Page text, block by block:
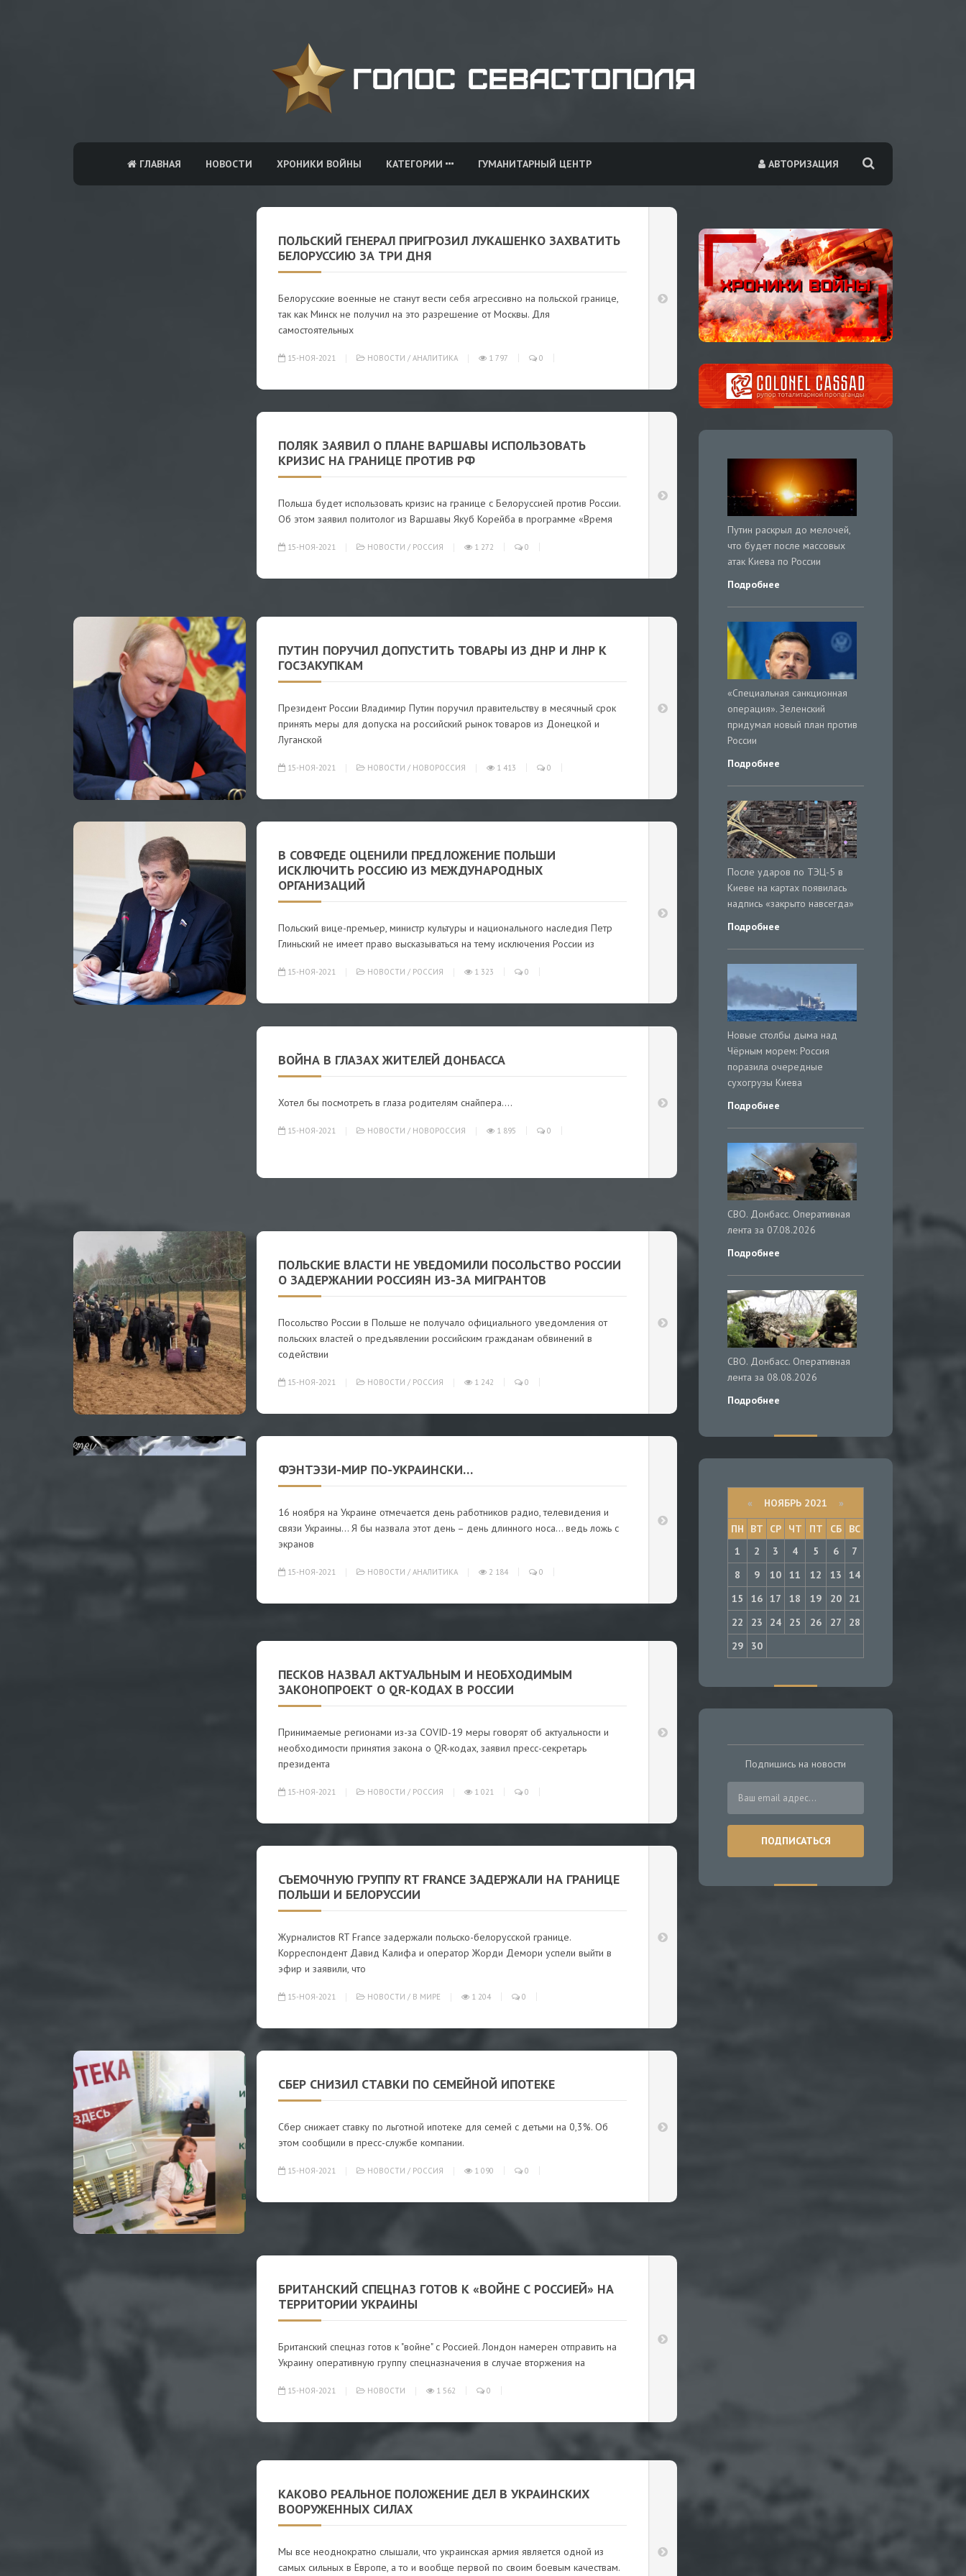
АВТОРИЗАЦИЯ
ГЛАВНАЯ НОВОСТИ ХРОНИКИ ВОЙНЫ КАТЕГОРИИ ГУМАНИТАРНЫЙ ЦЕНТР
ПОЛЬСКИЙ ГЕНЕРАЛ ПРИГРОЗИЛ ЛУКАШЕНКО ЗАХВАТИТЬ
БЕЛОРУССИЮ ЗА ТРИ ДНЯ
Белорусские военные не станут вести себя агрессивно на польской границе,
так как Минск не получил на это разрешение от Москвы. Для
самостоятельных
15-НОЯ-2021 НОВОСТИ / АНАЛИТИКА 1 797 0
ПОЛЯК ЗАЯВИЛ О ПЛАНЕ ВАРШАВЫ ИСПОЛЬЗОВАТЬ
КРИЗИС НА ГРАНИЦЕ ПРОТИВ РФ
Польша будет использовать кризис на границе с Белоруссией против России.
Об этом заявил политолог из Варшавы Якуб Корейба в программе «Время
15-НОЯ-2021 НОВОСТИ / РОССИЯ 1 272 0
ПУТИН ПОРУЧИЛ ДОПУСТИТЬ ТОВАРЫ ИЗ ДНР И ЛНР К
ГОСЗАКУПКАМ
Президент России Владимир Путин поручил правительству в месячный срок
принять меры для допуска на российский рынок товаров из Донецкой и
Луганской
15-НОЯ-2021 НОВОСТИ / НОВОРОССИЯ 1 413 0
В СОВФЕДЕ ОЦЕНИЛИ ПРЕДЛОЖЕНИЕ ПОЛЬШИ
ИСКЛЮЧИТЬ РОССИЮ ИЗ МЕЖДУНАРОДНЫХ
ОРГАНИЗАЦИЙ
Польский вице-премьер, министр культуры и национального наследия Петр
Глиньский не имеет право высказываться на тему исключения России из
15-НОЯ-2021 НОВОСТИ / РОССИЯ 1 323 0
ВОЙНА В ГЛАЗАХ ЖИТЕЛЕЙ ДОНБАССА
Хотел бы посмотреть в глаза родителям снайпера....
15-НОЯ-2021 НОВОСТИ / НОВОРОССИЯ 1 895 0
ПОЛЬСКИЕ ВЛАСТИ НЕ УВЕДОМИЛИ ПОСОЛЬСТВО РОССИИ
О ЗАДЕРЖАНИИ РОССИЯН ИЗ-ЗА МИГРАНТОВ
Посольство России в Польше не получало официального уведомления от
польских властей о предъявлении российским гражданам обвинений в
содействии
15-НОЯ-2021 НОВОСТИ / РОССИЯ 1 242 0
ФЭНТЭЗИ-МИР ПО-УКРАИНСКИ…
16 ноября на Украине отмечается день работников радио, телевидения и
связи Украины… Я бы назвала этот день – день длинного носа… ведь ложь с
экранов
15-НОЯ-2021 НОВОСТИ / АНАЛИТИКА 2 184 0
ПЕСКОВ НАЗВАЛ АКТУАЛЬНЫМ И НЕОБХОДИМЫМ
ЗАКОНОПРОЕКТ О QR-КОДАХ В РОССИИ
Принимаемые регионами из-за COVID-19 меры говорят об актуальности и
необходимости принятия закона о QR-кодах, заявил пресс-секретарь
президента
15-НОЯ-2021 НОВОСТИ / РОССИЯ 1 021 0
СЪЕМОЧНУЮ ГРУППУ RT FRANCE ЗАДЕРЖАЛИ НА ГРАНИЦЕ
ПОЛЬШИ И БЕЛОРУССИИ
Журналистов RT France задержали польско-белорусской границе.
Корреспондент Давид Калифа и оператор Жорди Демори успели выйти в
эфир и заявили, что
15-НОЯ-2021 НОВОСТИ / В МИРЕ 1 204 0
СБЕР СНИЗИЛ СТАВКИ ПО СЕМЕЙНОЙ ИПОТЕКЕ
Сбер снижает ставку по льготной ипотеке для семей с детьми на 0,3%. Об
этом сообщили в пресс-службе компании.
15-НОЯ-2021 НОВОСТИ / РОССИЯ 1 090 0
БРИТАНСКИЙ СПЕЦНАЗ ГОТОВ К «ВОЙНЕ С РОССИЕЙ» НА
ТЕРРИТОРИИ УКРАИНЫ
Британский спецназ готов к "войне" с Россией. Лондон намерен отправить на
Украину оперативную группу спецназначения в случае вторжения на
15-НОЯ-2021 НОВОСТИ 1 562 0
КАКОВО РЕАЛЬНОЕ ПОЛОЖЕНИЕ ДЕЛ В УКРАИНСКИХ
ВООРУЖЕННЫХ СИЛАХ
Мы все неоднократно слышали, что украинская армия является одной из
самых сильных в Европе, а то и вообще первой по своим боевым качествам.
Путин раскрыл до мелочей,
что будет после массовых
атак Киева по России
Подробнее
«Специальная санкционная
операция». Зеленский
придумал новый план против
России
Подробнее
После ударов по ТЭЦ-5 в
Киеве на картах появилась
надпись «закрыто навсегда»
Подробнее
Новые столбы дыма над
Чёрным морем: Россия
поразила очередные
сухогрузы Киева
Подробнее
СВО. Донбасс. Оперативная
лента за 07.08.2026
Подробнее
СВО. Донбасс. Оперативная
лента за 08.08.2026
Подробнее
« НОЯБРЬ 2021 »
ПН
ВТ СР ЧТ ПТ СБ
ВС
1
2 3 4 5 6
7
8
9 10 11 12 13
14
15
16 17 18 19 20
21
22
23 24 25 26 27
28
29
30
Подпишись на новости